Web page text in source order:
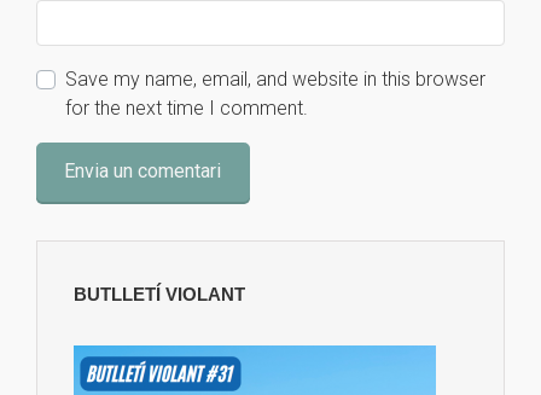
Save my name, email, and website in this browser
for the next time I comment.
BUTLLETÍ VIOLANT